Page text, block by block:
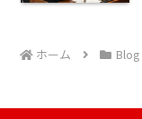
ホーム Blog